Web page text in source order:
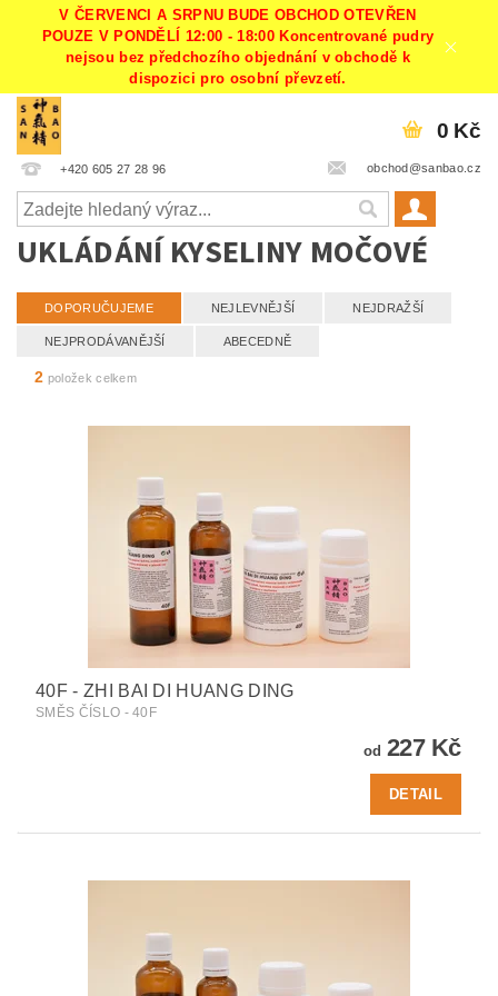
V ČERVENCI A SRPNU BUDE OBCHOD OTEVŘEN
POUZE V PONDĚLÍ 12:00 - 18:00 Koncentrované pudry
nejsou bez předchozího objednání v obchodě k
dispozici pro osobní převzetí.
+420 605 27 28 96 obchod@sanbao.cz
0 Kč
UKLÁDÁNÍ KYSELINY MOČOVÉ
DOPORUČUJEME NEJLEVNĚJŠÍ NEJDRAŽŠÍ
NEJPRODÁVANĚJŠÍ ABECEDNĚ
2 položek celkem
40F - ZHI BAI DI HUANG DING
SMĚS ČÍSLO - 40F
od 227 Kč
DETAIL